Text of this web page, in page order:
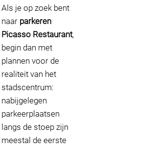
Als je op zoek bent
naar parkeren
Picasso Restaurant,
begin dan met
plannen voor de
realiteit van het
stadscentrum:
nabijgelegen
parkeerplaatsen
langs de stoep zijn
meestal de eerste